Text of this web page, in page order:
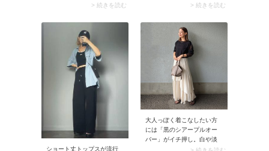
けでコーデにきちんと感を
世代にうってつけです。ト
レンドに左右されない定番
服でありながら上品に着こ
なせます。
> 続きを読む
「黒のロング丈チュールス
色と丈感で取り入れること
で甘さ控えめに。カジュア
ルなトップスを合わせると
大人可愛いコーデに仕上が
> 続きを読む
ショート丈トップスが流行
大人っぽく着こなしたい方
には「黒のシアープルオー
バー」がイチ押し。白や淡
色のシアープルオーバーよ